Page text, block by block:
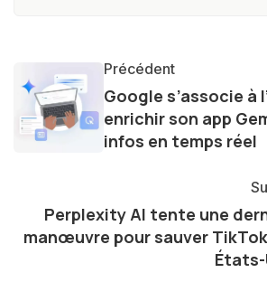
lumière les aspects pratiques de
innovations. Mon travail consiste
partager des réflexions sur
technologie sur notre vie
Précédent
Google s’associe à
enrichir son app
infos en temps réel
Perplexity AI tente une
manœuvre pour sauver